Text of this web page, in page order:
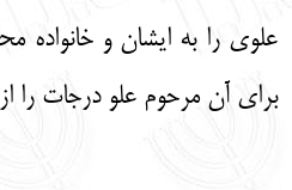
علوی را به ایشان و خانواده
برای آن مرحوم علو درجات را از